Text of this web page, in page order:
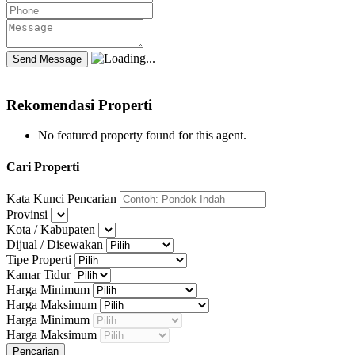
Rekomendasi Properti
No featured property found for this agent.
Cari Properti
Kata Kunci Pencarian
Provinsi
Kota / Kabupaten
Dijual / Disewakan
Tipe Properti
Kamar Tidur
Harga Minimum
Harga Maksimum
Harga Minimum
Harga Maksimum